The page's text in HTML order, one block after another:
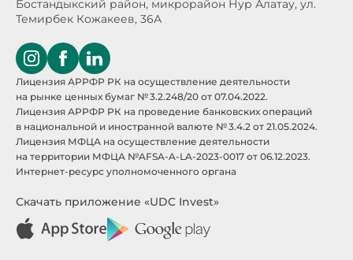
Бостандыкский район, микрорайон Нур Алатау, ул.
Темирбек Кожакеев, 36А
Лицензия АРРФР РК на осуществление деятельности
на рынке ценных бумаг № 3.2.248/20 от 07.04.2022.
Лицензия АРРФР РК на проведение банковских операций
в национальной и иностранной валюте № 3.4.2 от 21.05.2024.
Лицензия МФЦА на осуществление деятельности
на территории МФЦА №AFSA-A-LA-2023-0017 от 06.12.2023.
Интернет-ресурс уполномоченного органа
Скачать приложение «UDC Invest»